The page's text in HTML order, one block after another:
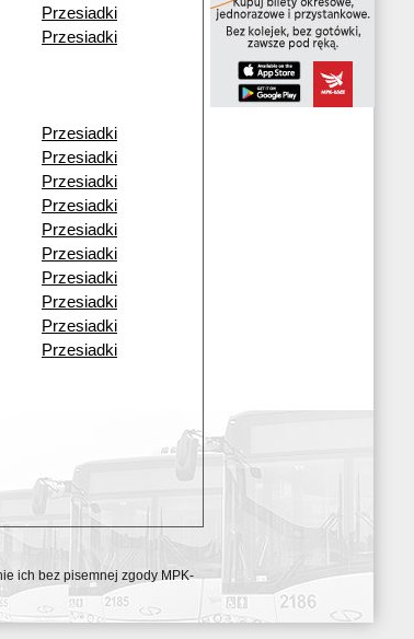
Przesiadki
Przesiadki
Przesiadki
Przesiadki
Przesiadki
Przesiadki
Przesiadki
Przesiadki
Przesiadki
Przesiadki
Przesiadki
Przesiadki
ich bez pisemnej zgody MPK-